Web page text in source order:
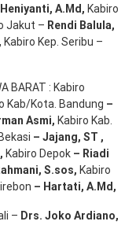
A.Md, Kabiro
Jakut – Rendi Balula,
, Kabiro Kep. Seribu –
BARAT : Kabiro
Kab/Kota. Bandung –
Asmi, Kabiro Kab.
– Jajang, ST ,
Kabiro Depok – Riadi
, S.sos, Kabiro
– Hartati, A.Md,
– Drs. Joko Ardiano,